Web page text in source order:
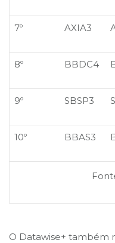
7º AXIA3
8º BBDC4
9º SBSP3
10º BBAS3
O Datawise+ também